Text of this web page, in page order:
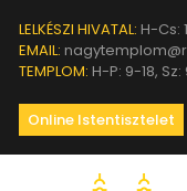
LELKÉSZI HIVATAL: H-Cs:
EMAIL:
TEMPLOM: H-P: 9-18, Sz:
Online Istentisztelet